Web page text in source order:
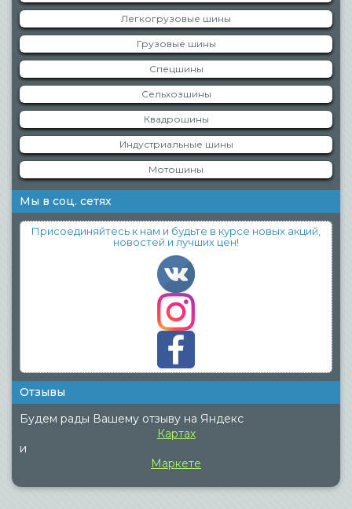
Легкогрузовые шины
Грузовые шины
Спецшины
Сельхозшины
Квадрошины
Индустриальные шины
Мотошины
Мы в соц. сетях
Присоединяйтесь к нам и будьте в курсе новых акций,
новостей и лучших цен!
Отзывы
Будем рады Вашему отзыву на Яндекс
Картах
и
Маркете